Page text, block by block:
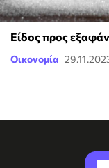
Είδος προς
Οικονομία